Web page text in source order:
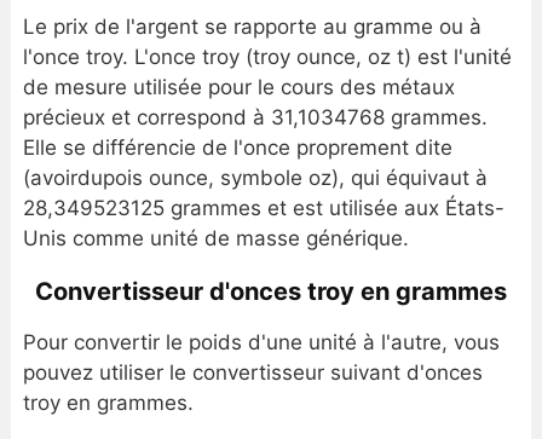
Le prix de l'argent se rapporte au gramme ou à
l'once troy. L'once troy (troy ounce, oz t) est l'unité
de mesure utilisée pour le cours des métaux
précieux et correspond à 31,1034768 grammes.
Elle se différencie de l'once proprement dite
(avoirdupois ounce, symbole oz), qui équivaut à
28,349523125 grammes et est utilisée aux États-
Unis comme unité de masse générique.
Convertisseur d'onces troy en grammes
Pour convertir le poids d'une unité à l'autre, vous
pouvez utiliser le convertisseur suivant d'onces
troy en grammes.